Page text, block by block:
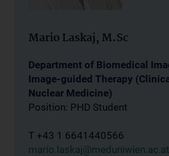
Mario Laskaj, M.Sc
Department of Biomedical
Image-guided Therapy
Nuclear Medicine)
Position: PHD Student
T +43 1 6641440566
mario.laskaj@meduniwien.ac.at